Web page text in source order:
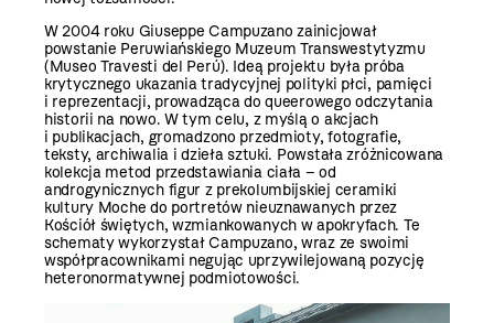
W 2004 roku Giuseppe Campuzano zainicjował
powstanie Peruwiańskiego Muzeum Transwestytyzmu
(Museo Travesti del Perú). Ideą projektu była próba
krytycznego ukazania tradycyjnej polityki płci, pamięci
i reprezentacji, prowadząca do queerowego odczytania
historii na nowo. W tym celu, z myślą o akcjach
i publikacjach, gromadzono przedmioty, fotografie,
teksty, archiwalia i dzieła sztuki. Powstała zróżnicowana
kolekcja metod przedstawiania ciała – od
androgynicznych figur z prekolumbijskiej ceramiki
kultury Moche do portretów nieuznawanych przez
Kościół świętych, wzmiankowanych w apokryfach. Te
schematy wykorzystał Campuzano, wraz ze swoimi
współpracownikami negując uprzywilejowaną pozycję
heteronormatywnej podmiotowości.